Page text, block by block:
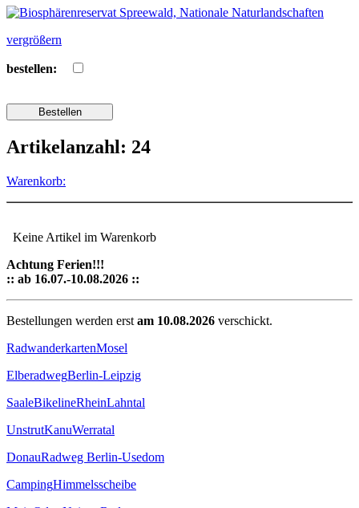
vergrößern
bestellen:
Artikelanzahl: 24
Warenkorb:
Keine Artikel im Warenkorb
Achtung Ferien!!!
:: ab 16.07.-10.08.2026 ::
Bestellungen werden erst am 10.08.2026 verschickt.
RadwanderkartenMosel
ElberadwegBerlin-Leipzig
SaaleBikelineRheinLahntal
UnstrutKanuWerratal
DonauRadweg Berlin-Usedom
CampingHimmelsscheibe